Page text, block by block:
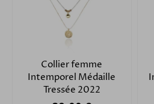
Collier femme
Intemporel Médaille
Tressée 2022